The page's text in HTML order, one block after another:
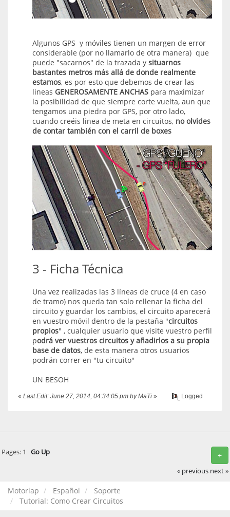
Algunos GPS y móviles tienen un margen de error
considerable (por no llamarlo de otra manera) que
puede "sacarnos" de la trazada y situarnos
bastantes metros más allá de donde realmente
estamos, es por esto que debemos de crear las
lineas GENEROSAMENTE ANCHAS para maximizar
la posibilidad de que siempre corte vuelta, aun que
tengamos una piedra por GPS, por otro lado,
cuando creéis linea de meta en circuitos, no olvides
de contar también con el carril de boxes
3 - Ficha Técnica
Una vez realizadas las 3 líneas de cruce (4 en caso
de tramo) nos queda tan solo rellenar la ficha del
circuito y guardar los cambios, el circuito aparecerá
en vuestro móvil dentro de la pestaña "circuitos
propios" , cualquier usuario que visite vuestro perfil
podrá ver vuestros circuitos y añadirlos a su propia
base de datos, de esta manera otros usuarios
podrán correr en "tu circuito"
UN BESOH
« Last Edit: June 27, 2014, 04:34:05 pm by MaTi » Logged
+
Pages: 1 Go Up
« previous next »
Motorlap Español
Soporte
Tutorial: Como Crear Circuitos